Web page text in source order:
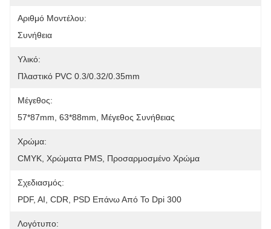
Αριθμό Μοντέλου:
Συνήθεια
Υλικό:
Πλαστικό PVC 0.3/0.32/0.35mm
Μέγεθος:
57*87mm, 63*88mm, Μέγεθος Συνήθειας
Χρώμα:
CMYK, Χρώματα PMS, Προσαρμοσμένο Χρώμα
Σχεδιασμός:
PDF, AI, CDR, PSD Επάνω Από Το Dpi 300
Λογότυπο: